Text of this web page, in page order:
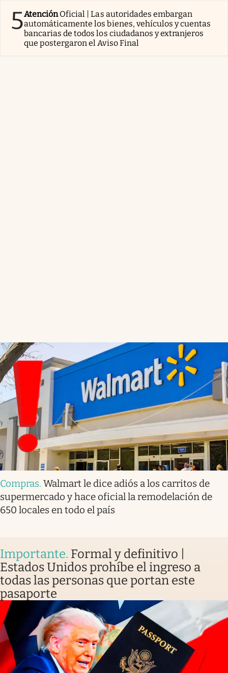
5AtenciónOficial | Las autoridades embargan
automáticamente los bienes, vehículos y cuentas
bancarias de todos los ciudadanos y extranjeros
que postergaron el Aviso Final
Compras. Walmart le dice adiós a los carritos de
supermercado y hace oficial la remodelación de
650 locales en todo el país
Importante. Formal y definitivo |
Estados Unidos prohíbe el ingreso a
todas las personas que portan este
pasaporte